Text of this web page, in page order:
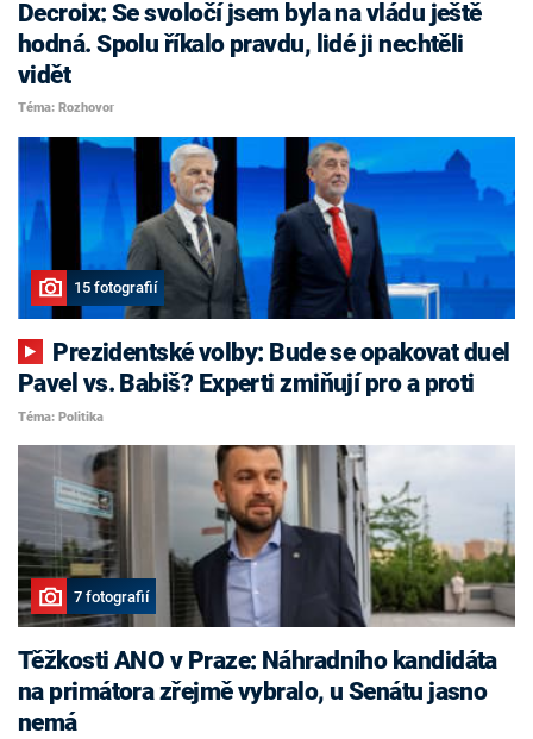
Decroix: Se svoločí jsem byla na vládu ještě
hodná. Spolu říkalo pravdu, lidé ji nechtěli
vidět
Téma: Rozhovor
15 fotografií
Pavel vs. Babiš? Experti zmiňují pro a proti
Téma: Politika
7 fotografií
Těžkosti ANO v Praze: Náhradního kandidáta
na primátora zřejmě vybralo, u Senátu jasno
nemá